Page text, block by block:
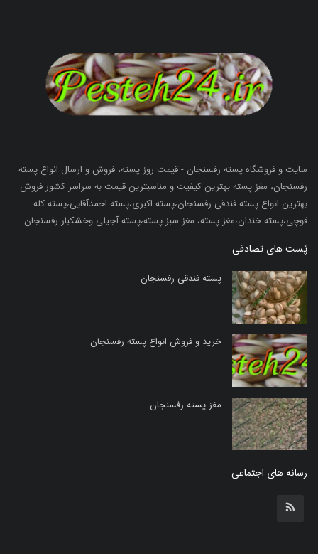
سایت و فروشگاه پسته رفسنجان - قیمت روز پسته، فروش و ارسال انواع پسته
رفسنجان، مغز پسته بهترین کیفیت و مناسبترین قیمت به سراسر کشور فروش
بهترین انواع پسته فندقی رفسنجان،پسته اکبری،پسته احمدآقایی،پسته کله
قوچی،پسته خندان،مغز پسته، مغز سبز پسته،پسته آجیلی وخشکبار رفسنجان
پُست های تصادفی
پسته فندقی رفسنجان
خرید و فروش انواع پسته رفسنجان
مغز پسته رفسنجان
رسانه های اجتماعی